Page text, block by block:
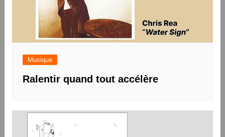
Musique
Ralentir quand tout accélère